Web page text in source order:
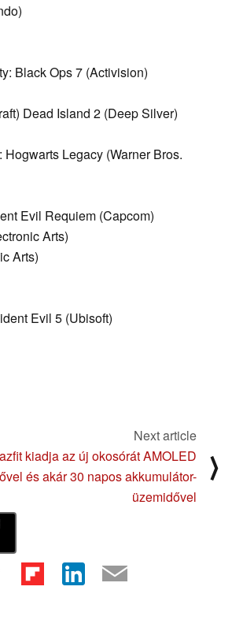
Black Ops 7 (Activision)
Dead Island 2 (Deep Silver)
Legacy (Warner Bros.
Evil Requiem (Capcom)
Arts)
Arts)
Evil 5 (Ubisoft)
Next article
kiadja az új okosórát AMOLED
és akár 30 napos akkumulátor-
üzemidővel
⟩